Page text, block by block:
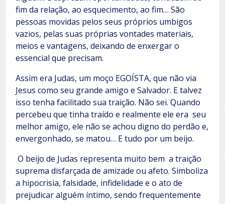
fim da relação, ao esquecimento, ao fim… São
pessoas movidas pelos seus próprios umbigos
vazios, pelas suas próprias vontades materiais,
meios e vantagens, deixando de enxergar o
essencial que precisam.
Assim era Judas, um moço EGOÍSTA, que não via
Jesus como seu grande amigo e Salvador. E talvez
isso tenha facilitado sua traição. Não sei. Quando
percebeu que tinha traído e realmente ele era seu
melhor amigo, ele não se achou digno do perdão e,
envergonhado, se matou… E tudo por um beijo.
O beijo de Judas representa muito bem a traição
suprema disfarçada de amizade ou afeto. Simboliza
a hipocrisia, falsidade, infidelidade e o ato de
prejudicar alguém íntimo, sendo frequentemente